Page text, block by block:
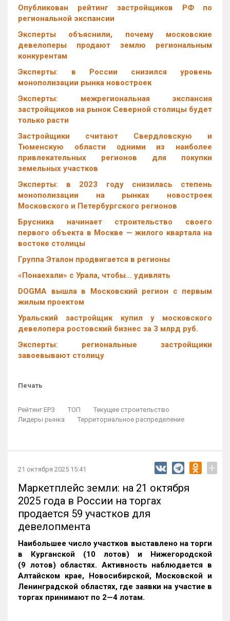
Опубликован рейтинг застройщиков РФ по
региональной экспансии
Эксперты объяснили, почему московские
девелоперы продают землю региональным
конкурентам
Эксперты: в России снизился уровень
монополизации рынка новостроек
Эксперты: межрегиональная экспансия
застройщиков на рынок Северной столицы будет
только расти
Застройщики считают Свердловскую и
Тюменскую области одними из наиболее
привлекательных регионов для покупки
земельных участков
Эксперты: в 2023 году снизилась степень
монополизации на рынках новостроек
Московского и Петербургского регионов
Брусника начинает строительство своего
первого объекта в Москве — жилого квартала на
востоке столицы
Группа Эталон продвигается в регионы
«Понаехали» с Урала, чтобы… удивлять
DOGMA вышла в Московский регион с первым
жилым проектом
Уральский застройщик купил у московского
девелопера ростовский бизнес за 3 млрд руб.
Эксперты: региональные застройщики
завоевывают столицу
Печать
Рейтинг ЕРЗ ТОП
Текущее строительство
Лидеры рынка
Территориальное распределение
21 октября 2025 15:41 +
Маркетплейс земли: на 21 октября
2025 года в России на торгах
продается 59 участков для
девелопмента
Наибольшее число участков выставлено на торги
в Курганской (10 лотов) и Нижегородской
(9 лотов) областях. Активность наблюдается в
Алтайском крае, Новосибирской, Московской и
Ленинградской областях, где заявки на участие в
торгах принимают по 2—4 лотам.